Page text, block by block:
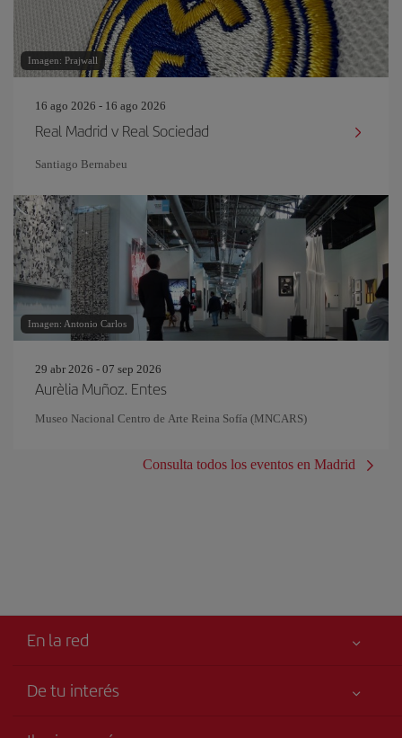
Imagen: Prajwall
16 ago 2026 - 16 ago 2026
Real Madrid v Real Sociedad
Santiago Bernabeu
Imagen: Antonio Carlos
29 abr 2026 - 07 sep 2026
Aurèlia Muñoz. Entes
Museo Nacional Centro de Arte Reina Sofía (MNCARS)
Consulta todos los eventos en Madrid
En la red
De tu interés